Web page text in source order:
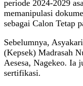
periode 2024-2029
memanipulasi
sebagai Calon Tetap
Sebelumnya,
(Kepsek) Madrasah
Aesesa, Nagekeo. Ia
sertifikasi.